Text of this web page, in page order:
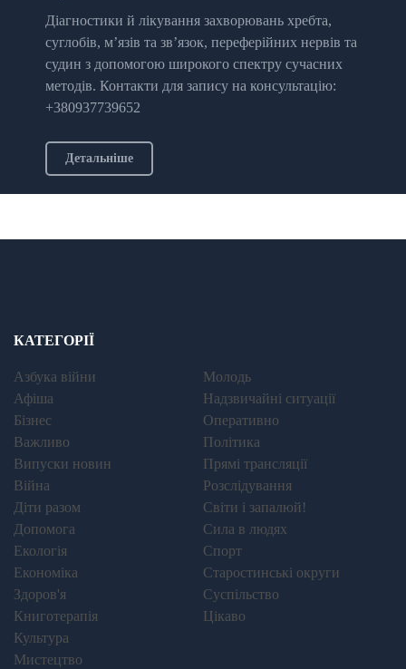
Діагностики й лікування захворювань хребта,
суглобів, м’язів та зв’язок, переферійних нервів та
судин з допомогою широкого спектру сучасних
методів. Контакти для запису на консультацію:
+380937739652
Детальніше
КАТЕГОРІЇ
Азбука війни
Афіша
Бізнес
Важливо
Випуски новин
Війна
Діти разом
Допомога
Екологія
Економіка
Здоров'я
Книготерапія
Культура
Мистецтво
Молодь
Надзвичайні ситуації
Оперативно
Політика
Прямі трансляції
Розслідування
Світи і запалюй!
Сила в людях
Спорт
Старостинські округи
Суспільство
Цікаво